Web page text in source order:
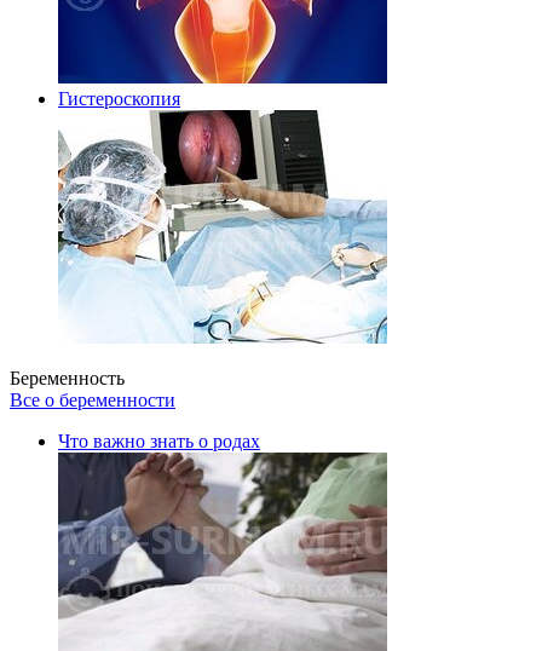
Гистероскопия
Беременность
Все о беременности
Что важно знать о родах